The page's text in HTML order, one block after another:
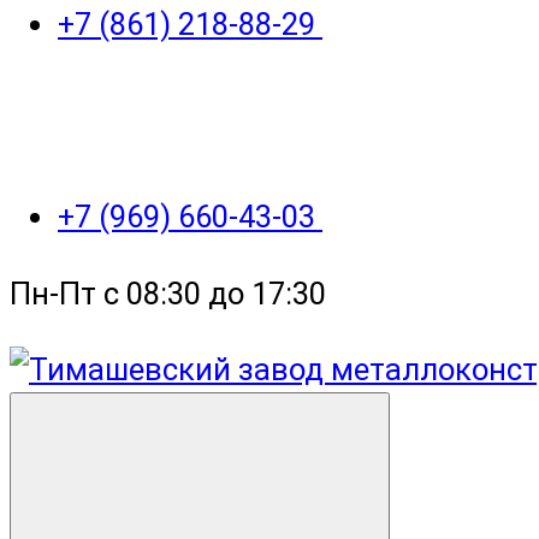
+7 (861) 218-88-29
+7 (969) 660-43-03
Пн-Пт с 08:30 до 17:30